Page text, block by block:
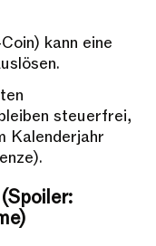
kann eine
steuerfrei,
Kalenderjahr